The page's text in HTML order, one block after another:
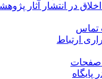
در انتشار آثار
تماس
ارتباط
صفحات
پایگاه